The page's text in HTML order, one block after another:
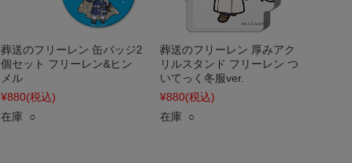
葬送のフリーレン 缶バッジ2
個セット フリーレン&ヒン
メル
¥880(税込)
在庫 ○
葬送のフリーレン 厚みアク
リルスタンド フリーレン つ
いてっく冬服ver.
¥880(税込)
在庫 ○